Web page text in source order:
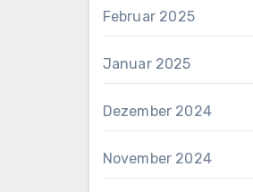
Februar 2025
Januar 2025
Dezember 2024
November 2024